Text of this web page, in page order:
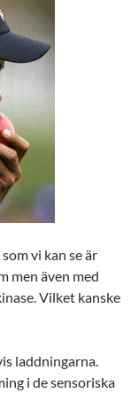
som vi kan se är
men även med
Vilket kanske
laddningarna.
i de sensoriska